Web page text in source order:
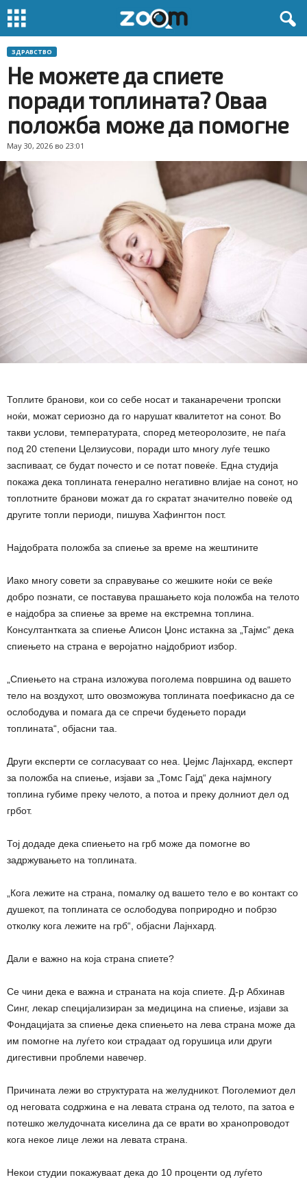
ЗДРАВСТВО
Не можете да спиете
поради топлината? Оваа
положба може да помогне
May 30, 2026 во 23:01
Топлите бранови, кои со себе носат и таканаречени тропски
ноќи, можат сериозно да го нарушат квалитетот на сонот. Во
такви услови, температурата, според метеоролозите, не паѓа
под 20 степени Целзиусови, поради што многу луѓе тешко
заспиваат, се будат почесто и се потат повеќе. Една студија
покажа дека топлината генерално негативно влијае на сонот, но
топлотните бранови можат да го скратат значително повеќе од
другите топли периоди, пишува Хафингтон пост.
Најдобрата положба за спиење за време на жештините
Иако многу совети за справување со жешките ноќи се веќе
добро познати, се поставува прашањето која положба на телото
е најдобра за спиење за време на екстремна топлина.
Консултантката за спиење Алисон Џонс истакна за „Тајмс“ дека
спиењето на страна е веројатно најдобриот избор.
„Спиењето на страна изложува поголема површина од вашето
тело на воздухот, што овозможува топлината поефикасно да се
ослободува и помага да се спречи будењето поради
топлината“, објасни таа.
Други експерти се согласуваат со неа. Џејмс Лајнхард, експерт
за положба на спиење, изјави за „Томс Гајд“ дека најмногу
топлина губиме преку челото, а потоа и преку долниот дел од
грбот.
Тој додаде дека спиењето на грб може да помогне во
задржувањето на топлината.
„Кога лежите на страна, помалку од вашето тело е во контакт со
душекот, па топлината се ослободува поприродно и побрзо
отколку кога лежите на грб“, објасни Лајнхард.
Дали е важно на која страна спиете?
Се чини дека е важна и страната на која спиете. Д-р Абхинав
Синг, лекар специјализиран за медицина на спиење, изјави за
Фондацијата за спиење дека спиењето на лева страна може да
им помогне на луѓето кои страдаат од горушица или други
дигестивни проблеми навечер.
Причината лежи во структурата на желудникот. Поголемиот дел
од неговата содржина е на левата страна од телото, па затоа е
потешко желудочната киселина да се врати во хранопроводот
кога некое лице лежи на левата страна.
Некои студии покажуваат дека до 10 проценти од луѓето